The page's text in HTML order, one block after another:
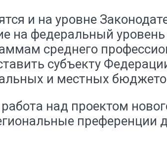
и на уровне
на федеральный
среднего
субъекту
и местных
над проектом
преференции